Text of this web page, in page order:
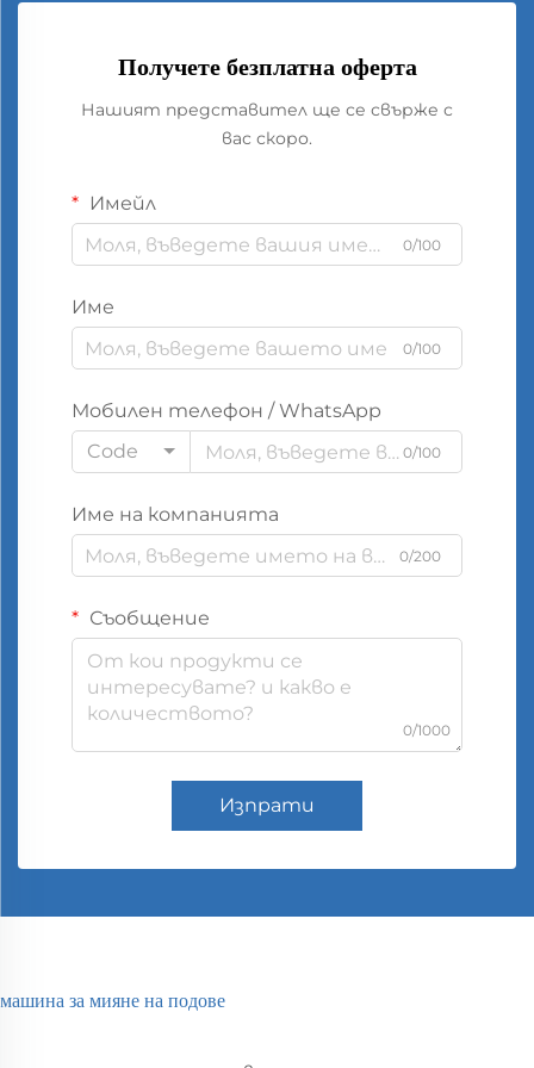
Получете безплатна оферта
Нашият представител ще се свърже с
вас скоро.
Имейл
0/100
Име
0/100
Мобилен телефон / WhatsApp
Code
0/100
Име на компанията
0/200
Съобщение
0/1000
Изпрати
машина за мияне на подове